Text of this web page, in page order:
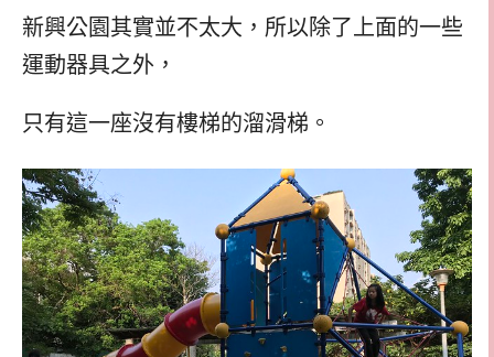
新興公園其實並不太大，所以除了上面的一些
運動器具之外，
只有這一座沒有樓梯的溜滑梯。